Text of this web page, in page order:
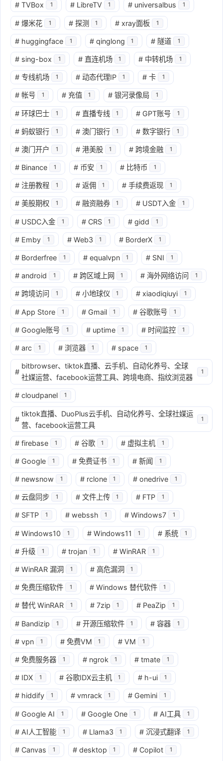
# TVBox 1 # LibreTV 1 # universalbus 1
# 爆米花 1 # 探测 1 # xray面板 1
# huggingface 1 # qinglong 1 # 隧道 1
# sing-box 1 # 直连机场 1 # 中转机场 1
# 专线机场 1 # 动态代理IP 1 # 卡 1
# 帐号 1 # 充值 1 # 银河录像局 1
# 环球巴士 1 # 直播专线 1 # GPT账号 1
# 蚂蚁银行 1 # 澳门银行 1 # 数字银行 1
# 澳门开户 1 # 港美股 1 # 跨境金融 1
# Binance 1 # 币安 1 # 比特币 1
# 注册教程 1 # 返佣 1 # 手续费返现 1
# 美股期权 1 # 融资融券 1 # USDT入金 1
# USDC入金 1 # CRS 1 # gidd 1
# Emby 1 # Web3 1 # BorderX 1
# Borderfree 1 # equalvpn 1 # SNI 1
# android 1 # 跨区域上网 1 # 海外网络访问 1
# 跨境访问 1 # 小地球仪 1 # xiaodiqiuyi 1
# App Store 1 # Gmail 1 # 谷歌账号 1
# Google账号 1 # uptime 1 # 时间监控 1
# arc 1 # 浏览器 1 # space 1
#
bitbrowser、tiktok直播、云手机、自动化养号、全球
社媒运营、facebook运营工具、跨境电商、指纹浏览器
1
# cloudpanel 1
#
tiktok直播、DuoPlus云手机、自动化养号、全球社媒运
营、facebook运营工具
1
# firebase 1 # 谷歌 1 # 虚拟主机 1
# Google 1 # 免费证书 1 # 新闻 1
# newsnow 1 # rclone 1 # onedrive 1
# 云盘同步 1 # 文件上传 1 # FTP 1
# SFTP 1 # webssh 1 # Windows7 1
# Windows10 1 # Windows11 1 # 系统 1
# 升级 1 # trojan 1 # WinRAR 1
# WinRAR 漏洞 1 # 高危漏洞 1
# 免费压缩软件 1 # Windows 替代软件 1
# 替代 WinRAR 1 # 7zip 1 # PeaZip 1
# Bandizip 1 # 开源压缩软件 1 # 容器 1
# vpn 1 # 免费VM 1 # VM 1
# 免费服务器 1 # ngrok 1 # tmate 1
# IDX 1 # 谷歌IDX云主机 1 # h-ui 1
# hiddify 1 # vmrack 1 # Gemini 1
# Google AI 1 # Google One 1 # AI工具 1
# AI人工智能 1 # Llama3 1 # 沉浸式翻译 1
# Canvas 1 # desktop 1 # Copilot 1